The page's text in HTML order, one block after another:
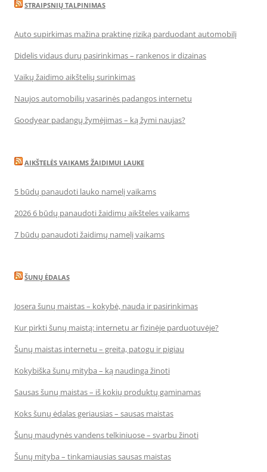
STRAIPSNIŲ TALPINIMAS
Auto supirkimas mažina praktinę riziką parduodant automobilį
Didelis vidaus durų pasirinkimas – rankenos ir dizainas
Vaikų žaidimo aikštelių surinkimas
Naujos automobilių vasarinės padangos internetu
Goodyear padangų žymėjimas – ką žymi naujas?
AIKŠTELĖS VAIKAMS ŽAIDIMUI LAUKE
5 būdų panaudoti lauko namelį vaikams
2026 6 būdų panaudoti žaidimų aikšteles vaikams
7 būdų panaudoti žaidimų namelį vaikams
ŠUNŲ ĖDALAS
Josera šunų maistas – kokybė, nauda ir pasirinkimas
Kur pirkti šunų maistą: internetu ar fizinėje parduotuvėje?
Šunų maistas internetu – greita, patogu ir pigiau
Kokybiška šunų mityba – ką naudinga žinoti
Sausas šunų maistas – iš kokių produktų gaminamas
Koks šunų ėdalas geriausias – sausas maistas
Šunų maudynės vandens telkiniuose – svarbu žinoti
Šunų mityba – tinkamiausias sausas maistas